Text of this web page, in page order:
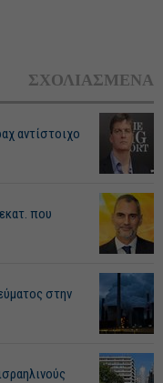
ΣΧΟΛΙΑΣΜΕΝΑ
αντίστοιχο
που
στην